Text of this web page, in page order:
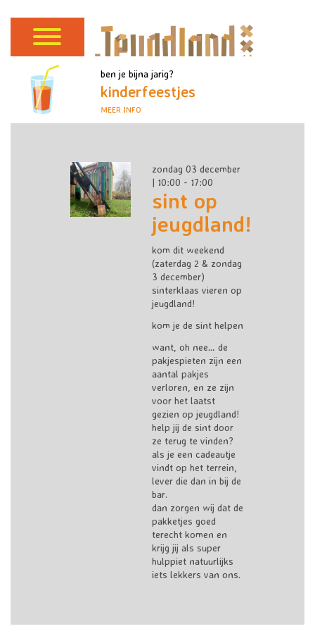
ben je bijna jarig?
kinderfeestjes
MEER INFO
zondag 03 december
| 10:00 - 17:00
sint op
jeugdland!
kom dit weekend
(zaterdag 2 & zondag
3 december)
sinterklaas vieren op
jeugdland!
kom je de sint helpen
want, oh nee… de
pakjespieten zijn een
aantal pakjes
verloren, en ze zijn
voor het laatst
gezien op jeugdland!
help jij de sint door
ze terug te vinden?
als je een cadeautje
vindt op het terrein,
lever die dan in bij de
bar.
dan zorgen wij dat de
pakketjes goed
terecht komen en
krijg jij als super
hulppiet natuurlijks
iets lekkers van ons.